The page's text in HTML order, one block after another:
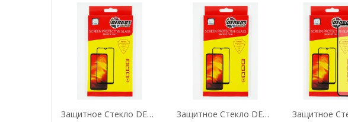
Защитное Стекло DENGOS (Tempered Glass Full... Защитное Стекло DENGOS (Tempered Glass Full...